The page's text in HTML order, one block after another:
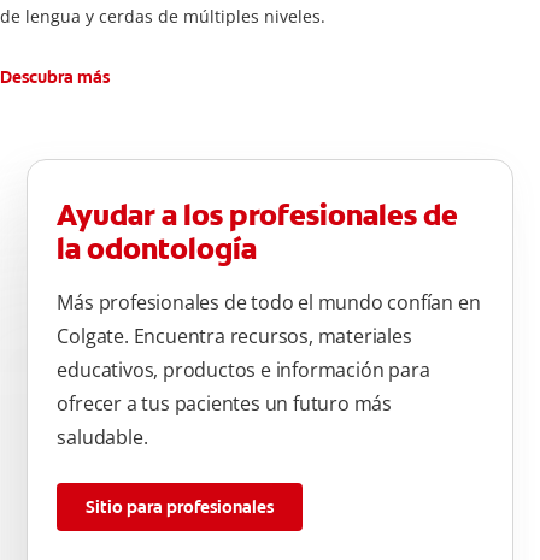
de lengua y cerdas de múltiples niveles.
Descubra más
Ayudar a los profesionales de
la odontología
Más profesionales de todo el mundo confían en
Colgate. Encuentra recursos, materiales
educativos, productos e información para
ofrecer a tus pacientes un futuro más
saludable.
Sitio para profesionales